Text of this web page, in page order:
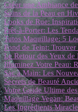
Créer une Ambiance
Soins de la Peau en
Looks de Rue:
Prêt-à-Porter: Les
Tutos Maquillage: 5
Fond de Teint:
Le Retour des Yeux
Illuminez Votre Peau:
Sac à Main: Les
Secrets de Beauté
Votre Guide Ultime
Maquillage Vegan:
Les Ingrédients